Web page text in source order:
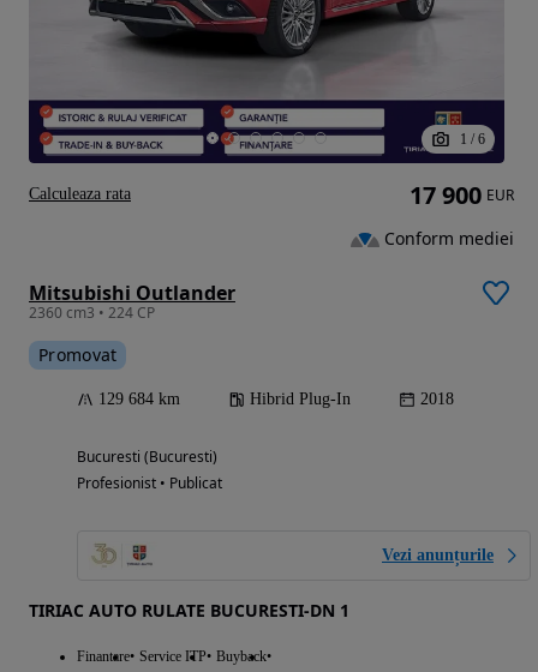
1 / 6
Mitsubishi Outlander
2360 cm3 • 224 CP
Promovat
129 684 km Hibrid Plug-In 2018
Bucuresti (Bucuresti)
Profesionist • Publicat
Vezi anunțurile
TIRIAC AUTO RULATE BUCURESTI-DN 1
Finantare Service ITP Buyback
17 900 EUR
Conform mediei
Calculeaza rata